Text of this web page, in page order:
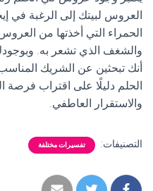
العروس لبيتك إلى الرغبة في
الحمراء التي أخذتها من
والشغف الذي تشعر به.
أنك تبحثين عن الشريك
الحلم دليلًا على اقتراب فرصة
والاستقرار العاطفي.
التصنيفات: تفسيرات مختلفة